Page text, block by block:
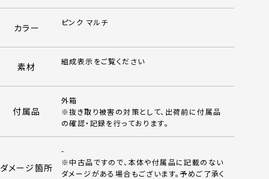
カラー ピンク マルチ
素材 組成表示をご覧ください
付属品
外箱
※抜き取り被害の対策として、出荷前に付属品
の確認・記録を行っております。
ダメージ箇所
-
※中古品ですので、本体や付属品に記載のない
ダメージがある場合もございます。予めご了承く